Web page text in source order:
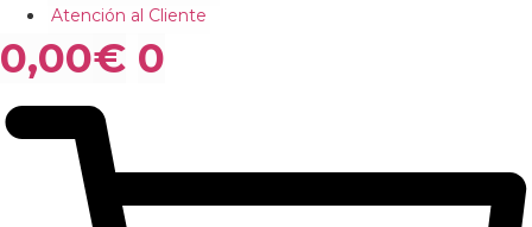
Atención al Cliente
0,00€ 0